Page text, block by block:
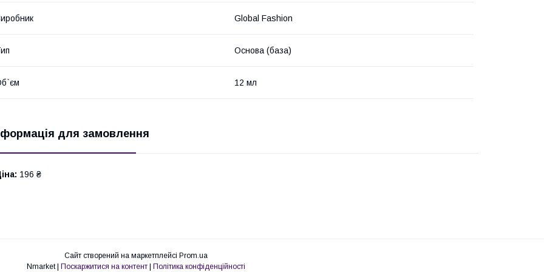
Global Fashion
Основа (база)
12 мл
для замовлення
196 ₴
Сайт створений на маркетплейсі Prom.ua
Nmarket | Поскаржитися на контент | Політика конфіденційності